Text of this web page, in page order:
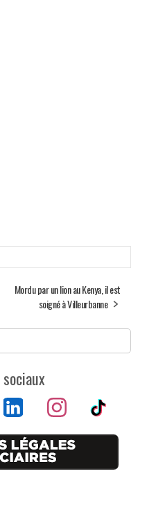
Mordu par un lion au Kenya, il est
soigné à Villeurbanne